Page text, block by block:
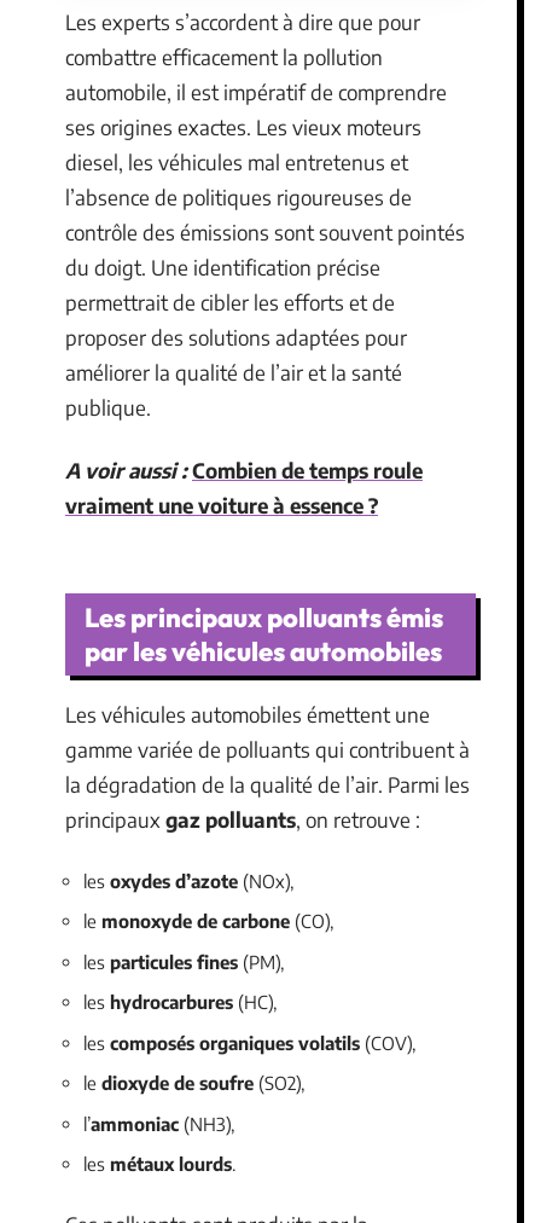
Les experts s’accordent à dire que pour
combattre efficacement la pollution
automobile, il est impératif de comprendre
ses origines exactes. Les vieux moteurs
diesel, les véhicules mal entretenus et
l’absence de politiques rigoureuses de
contrôle des émissions sont souvent pointés
du doigt. Une identification précise
permettrait de cibler les efforts et de
proposer des solutions adaptées pour
améliorer la qualité de l’air et la santé
publique.
A voir aussi :Combien de temps roule
vraiment une voiture à essence ?
Les principaux polluants émis
par les véhicules automobiles
Les véhicules automobiles émettent une
gamme variée de polluants qui contribuent à
la dégradation de la qualité de l’air. Parmi les
principaux gaz polluants, on retrouve :
les oxydes d’azote (NOx),
le monoxyde de carbone (CO),
les particules fines (PM),
les hydrocarbures (HC),
les composés organiques volatils (COV),
le dioxyde de soufre (SO2),
l’ammoniac (NH3),
les métaux lourds.